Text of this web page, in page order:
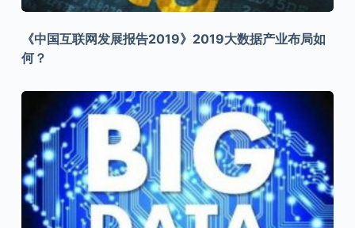
《中国互联网发展报告2019》2019大数据产业布局如
何？